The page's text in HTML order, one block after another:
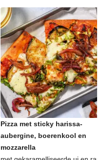
Pizza met sticky harissa-
aubergine, boerenkool en
mozzarella